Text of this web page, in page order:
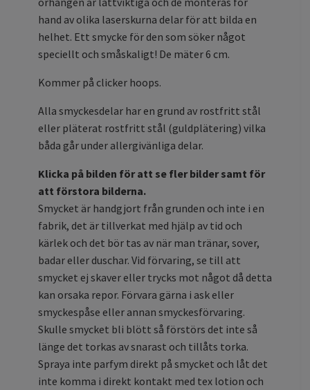
hand av olika laserskurna delar för att bilda en
helhet. Ett smycke för den som söker något
speciellt och småskaligt! De mäter 6 cm.
Kommer på clicker hoops.
Alla smyckesdelar har en grund av rostfritt stål
eller pläterat rostfritt stål (guldplätering) vilka
båda går under allergivänliga delar.
Klicka på bilden för att se fler bilder samt för
att förstora bilderna.
Smycket är handgjort från grunden och inte i en
fabrik, det är tillverkat med hjälp av tid och
kärlek och det bör tas av när man tränar, sover,
badar eller duschar. Vid förvaring, se till att
smycket ej skaver eller trycks mot något då detta
kan orsaka repor. Förvara gärna i ask eller
smyckespåse eller annan smyckesförvaring.
Skulle smycket bli blött så förstörs det inte så
länge det torkas av snarast och tillåts torka.
Spraya inte parfym direkt på smycket och låt det
inte komma i direkt kontakt med tex lotion och